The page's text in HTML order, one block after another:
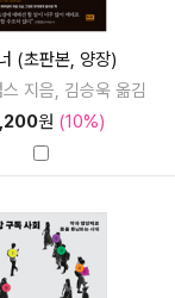
(초판본, 양장)
지음, 김승욱 옮김
원 (10%)